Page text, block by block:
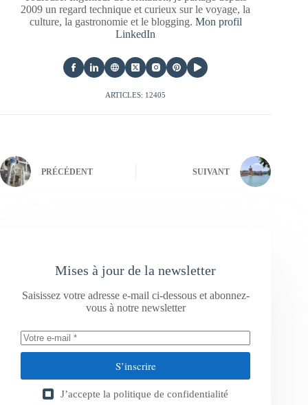
2009 un regard technique et curieux sur le voyage, la
culture, la gastronomie et le blogging. Mon profil
LinkedIn
ARTICLES: 12405
PRÉCÉDENT SUIVANT
Mises à jour de la newsletter
Saisissez votre adresse e-mail ci-dessous et abonnez-
vous à notre newsletter
S’inscrire
J’accepte la politique de confidentialité